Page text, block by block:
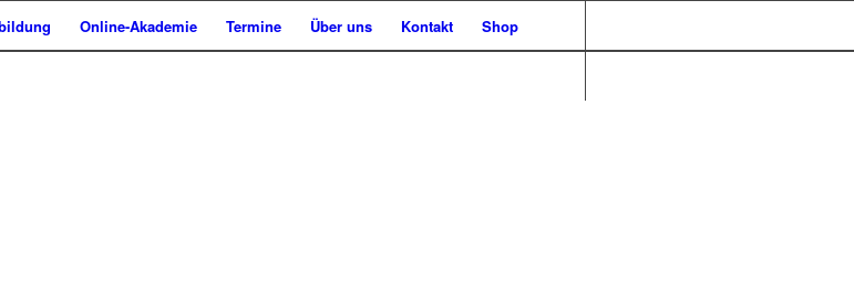
Online-Akademie Termine Über uns Kontakt Shop